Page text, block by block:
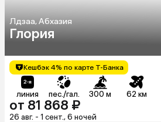
Лдзаа, Абхазия
Глория
Кешбэк 4% по карте Т-Банка
линия пес./гал. 300 м 62 км
от 81 868 ₽
26 авг. - 1 сент., 6 ночей